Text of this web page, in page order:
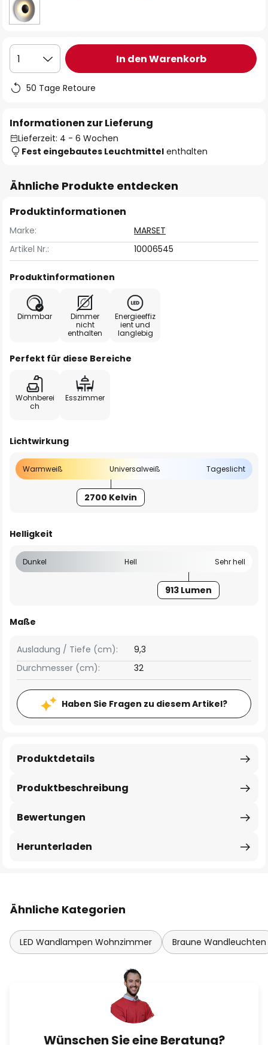
1 In den Warenkorb
50 Tage Retoure
Informationen zur Lieferung
Lieferzeit: 4 - 6 Wochen
Fest eingebautes Leuchtmittel enthalten
Ähnliche Produkte entdecken
Produktinformationen
Marke:
MARSET
Artikel Nr.:
10006545
Produktinformationen
Dimmbar
Dimmer
nicht
enthalten
Energieeffiz
ient und
langlebig
Perfekt für diese Bereiche
Wohnberei
ch
Esszimmer
Lichtwirkung
Warmweiß Universalweiß Tageslicht
2700 Kelvin
Helligkeit
Dunkel Hell Sehr hell
913 Lumen
Maße
Ausladung / Tiefe (cm):
9,3
Durchmesser (cm):
32
Haben Sie Fragen zu diesem Artikel?
Produktbeschreibung
Produktdetails
Bewertungen
Herunterladen
Ähnliche Kategorien
LED Wandlampen Wohnzimmer Braune Wandleuchten
Wünschen Sie eine Beratung?